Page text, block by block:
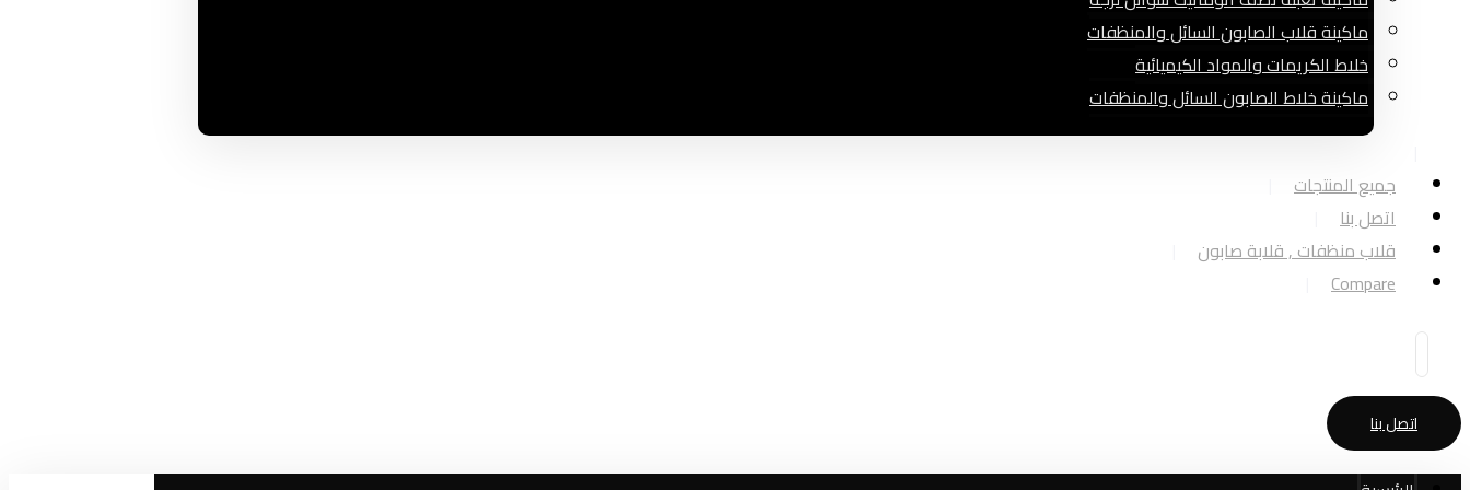
ماكينة قلاب الصابون السائل والمنظفات
خلاط الكريمات والمواد الكيميائية
ماكينة خلاط الصابون السائل والمنظفات
جميع المنتجات
اتصل بنا
قلاب منظفات , قلابة صابون
Compare
اتصل بنا